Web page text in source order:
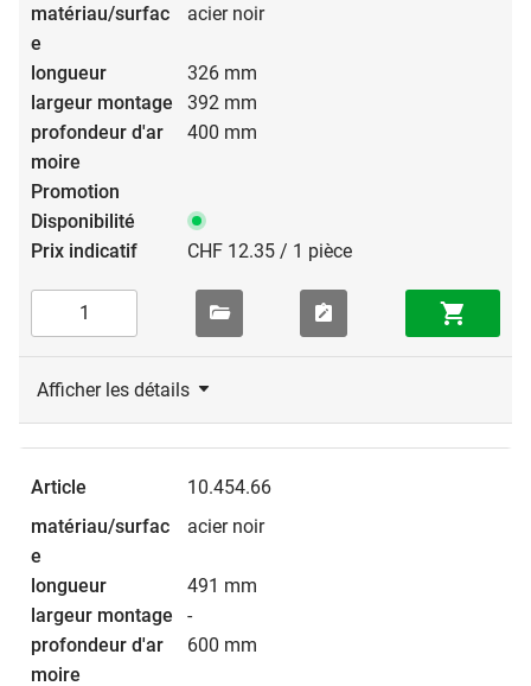
acier noir
326 mm
392 mm
400 mm
CHF 12.35 / 1 pièce
Afficher les détails
10.454.66
acier noir
491 mm
-
600 mm